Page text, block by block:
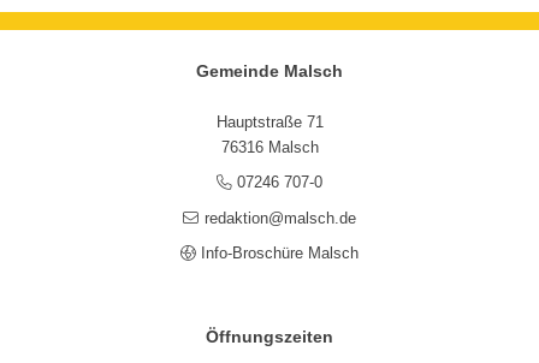
Gemeinde Malsch
Hauptstraße 71
76316 Malsch
07246 707-0
redaktion@malsch.de
Info-Broschüre Malsch
Öffnungszeiten